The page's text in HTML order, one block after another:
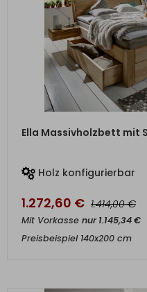
ZUM
Ella Massivholzbett mit
Holz konfigurierbar
1.272,60 € 1.414,00€
Mit Vorkasse nur1.145,34€
Preisbeispiel 140x200 cm